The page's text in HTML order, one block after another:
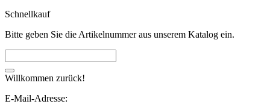
Schnellkauf
Bitte geben Sie die Artikelnummer aus unserem Katalog ein.
Willkommen zurück!
E-Mail-Adresse: